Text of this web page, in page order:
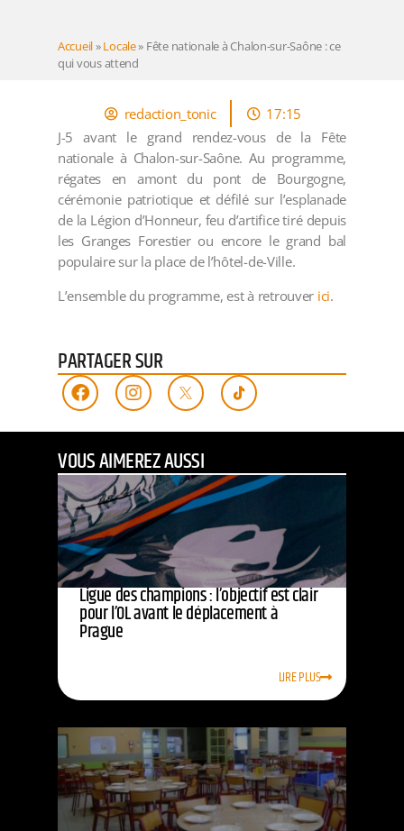
Accueil»Locale» Fête nationale à Chalon-sur-Saône : ce
qui vous attend
redaction_tonic
17:15
J-5 avant le grand rendez-vous de la Fête
nationale à Chalon-sur-Saône. Au programme,
régates en amont du pont de Bourgogne,
cérémonie patriotique et défilé sur l’esplanade
de la Légion d’Honneur, feu d’artifice tiré depuis
les Granges Forestier ou encore le grand bal
populaire sur la place de l’hôtel-de-Ville.
L’ensemble du programme, est à retrouver ici.
PARTAGER SUR
VOUS AIMEREZ AUSSI
Ligue des champions : l’objectif est clair
pour l’OL avant le déplacement à
Prague
LIRE PLUS